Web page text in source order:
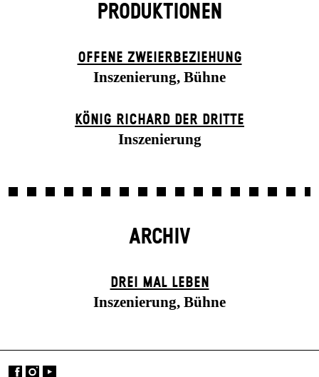
PRODUKTIONEN
OFFENE ZWEIER­BEZIEHUNG
Inszenierung, Bühne
KÖNIG RICHARD DER DRITTE
Inszenierung
ARCHIV
DREI MAL LEBEN
Inszenierung, Bühne